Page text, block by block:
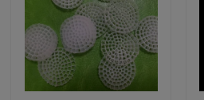
MBBR-filtermedia
De biomedia van MBBR